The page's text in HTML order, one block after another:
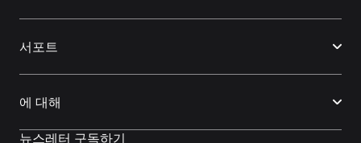
서포트
에 대해
뉴스레터 구독하기